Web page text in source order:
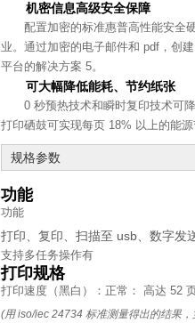
机密信息高级安全保障
配置加密的标准惠普高性能安全
业。通过加密的电子邮件和 pdf，创
平台的解决方案 5。
可大幅降低能耗、节约纸张
0 秒预热技术和瞬时复印技术可
打印硒鼓可实现每页 18% 以上的能
规格参数
功能
功能
打印、复印、扫描至 usb、数字发
支持多任务操作有
打印规格
打印速度（黑白）： 正常： 高达 52
(用 iso/iec 24734 标准测量得出的结果